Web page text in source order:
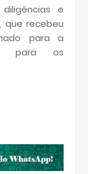
e
que recebeu
para a
para os